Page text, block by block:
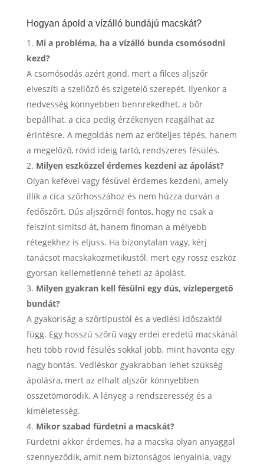
Hogyan ápold a vízálló bundájú macskát?
Mi a probléma, ha a vízálló bunda csomósodni
kezd?
A csomósodás azért gond, mert a filces aljszőr
elveszíti a szellőző és szigetelő szerepét. Ilyenkor a
nedvesség könnyebben bennrekedhet, a bőr
bepállhat, a cica pedig érzékenyen reagálhat az
érintésre. A megoldás nem az erőteljes tépés, hanem
a megelőző, rövid ideig tartó, rendszeres fésülés.
Milyen eszközzel érdemes kezdeni az ápolást?
Olyan kefével vagy fésűvel érdemes kezdeni, amely
illik a cica szőrhosszához és nem húzza durván a
fedőszőrt. Dús aljszőrnél fontos, hogy ne csak a
felszínt simítsd át, hanem finoman a mélyebb
rétegekhez is eljuss. Ha bizonytalan vagy, kérj
tanácsot macskakozmetikustól, mert egy rossz eszköz
gyorsan kellemetlenné teheti az ápolást.
Milyen gyakran kell fésülni egy dús, vízlepergető
bundát?
A gyakoriság a szőrtípustól és a vedlési időszaktól
függ. Egy hosszú szőrű vagy erdei eredetű macskánál
heti több rövid fésülés sokkal jobb, mint havonta egy
nagy bontás. Vedléskor gyakrabban lehet szükség
ápolásra, mert az elhalt aljszőr könnyebben
összetömörödik. A lényeg a rendszeresség és a
kíméletesség.
Mikor szabad fürdetni a macskát?
Fürdetni akkor érdemes, ha a macska olyan anyaggal
szennyeződik, amit nem biztonságos lenyalnia, vagy